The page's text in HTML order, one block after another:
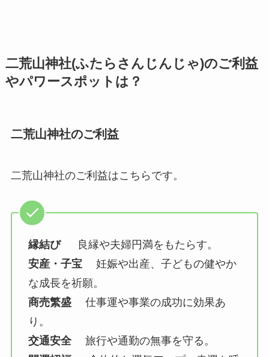
二荒山神社(ふたらさんじんじゃ)のご利益
やパワースポットは？
二荒山神社のご利益
二荒山神社のご利益はこちらです。
縁結び良縁や夫婦円満をもたらす。
安産・子宝 妊娠や出産、子どもの健やか
な成長を祈願。
商売繁盛仕事運や事業の成功に効果あ
り。
交通安全旅行や通勤の無事を守る。